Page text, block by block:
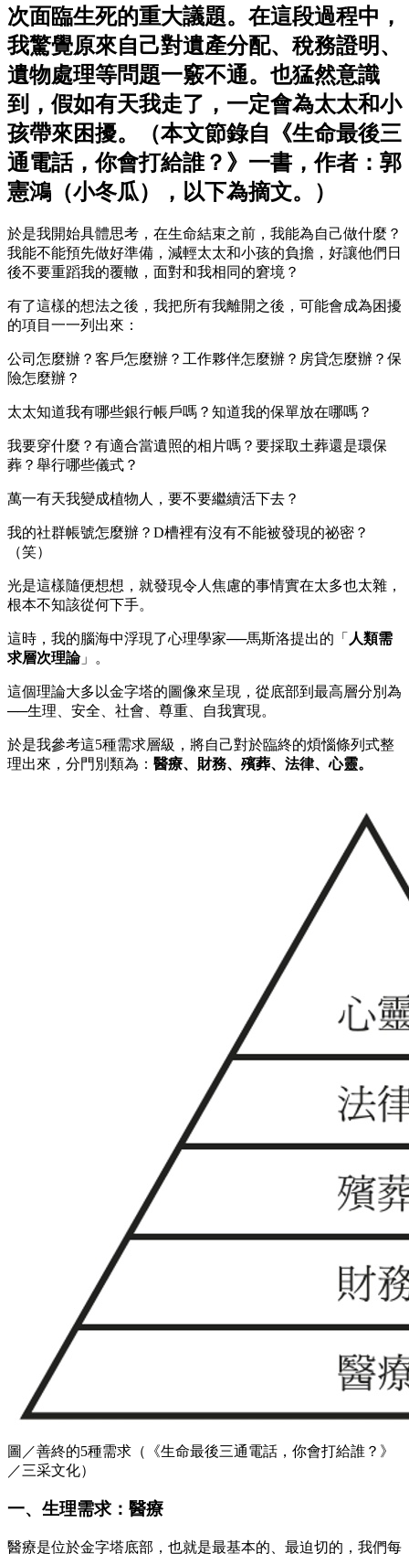
次面臨生死的重大議題。在這段過程中，
我驚覺原來自己對遺產分配、稅務證明、
遺物處理等問題一竅不通。也猛然意識
到，假如有天我走了，一定會為太太和小
孩帶來困擾。（本文節錄自《生命最後三
通電話，你會打給誰？》一書，作者：郭
憲鴻（小冬瓜），以下為摘文。）
於是我開始具體思考，在生命結束之前，我能為自己做什麼？
我能不能預先做好準備，減輕太太和小孩的負擔，好讓他們日
後不要重蹈我的覆轍，面對和我相同的窘境？
有了這樣的想法之後，我把所有我離開之後，可能會成為困擾
的項目一一列出來：
公司怎麼辦？客戶怎麼辦？工作夥伴怎麼辦？房貸怎麼辦？保
險怎麼辦？
太太知道我有哪些銀行帳戶嗎？知道我的保單放在哪嗎？
我要穿什麼？有適合當遺照的相片嗎？要採取土葬還是環保
葬？舉行哪些儀式？
萬一有天我變成植物人，要不要繼續活下去？
我的社群帳號怎麼辦？D槽裡有沒有不能被發現的祕密？
（笑）
光是這樣隨便想想，就發現令人焦慮的事情實在太多也太雜，
根本不知該從何下手。
這時，我的腦海中浮現了心理學家──馬斯洛提出的「 人類需
求層次理論」。
這個理論大多以金字塔的圖像來呈現，從底部到最高層分別為
──生理、安全、社會、尊重、自我實現。
於是我參考這5種需求層級，將自己對於臨終的煩惱條列式整
理出來，分門別類為： 醫療、財務、殯葬、法律、心靈。
圖／善終的5種需求（《生命最後三通電話，你會打給誰？》
／三采文化）
一、生理需求：醫療
醫療是位於金字塔底部，也就是最基本的、最迫切的，我們每